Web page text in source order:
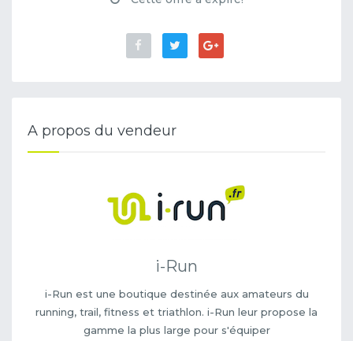
A propos du vendeur
i-Run
i-Run est une boutique destinée aux amateurs du
running, trail, fitness et triathlon. i-Run leur propose la
gamme la plus large pour s'équiper